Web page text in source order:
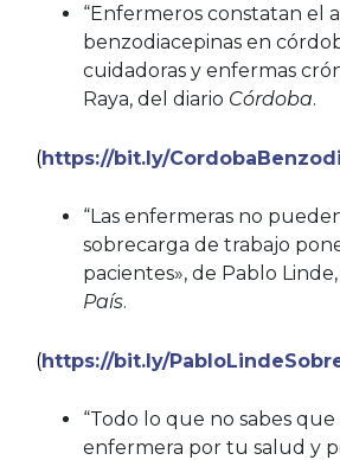
“Enfermeros constatan el
benzodiacepinas en
cuidadoras y enfermas
Raya, del diario Córdoba.
(https://bit.ly/
“Las enfermeras no
sobrecarga de trabajo
pacientes», de Pablo
País.
(https://bit.ly/
“Todo lo que no sabes
enfermera por tu salud y